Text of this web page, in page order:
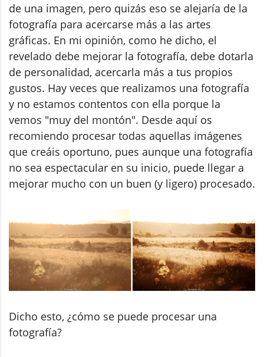
de una imagen, pero quizás eso se alejaría de la
fotografía para acercarse más a las artes
gráficas. En mi opinión, como he dicho, el
revelado debe mejorar la fotografía, debe dotarla
de personalidad, acercarla más a tus propios
gustos. Hay veces que realizamos una fotografía
y no estamos contentos con ella porque la
vemos "muy del montón". Desde aquí os
recomiendo procesar todas aquellas imágenes
que creáis oportuno, pues aunque una fotografía
no sea espectacular en su inicio, puede llegar a
mejorar mucho con un buen (y ligero) procesado.
Dicho esto, ¿cómo se puede procesar una
fotografía?